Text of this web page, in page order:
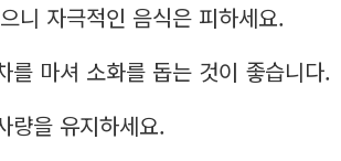
니 자극적인 음식은 피하세요.
를 마셔 소화를 돕는 것이 좋습니다.
량을 유지하세요.